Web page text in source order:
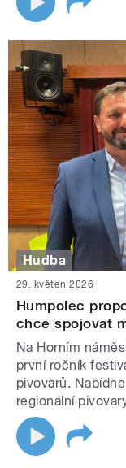
Hudba
29. květen 2026
Humpolec
chce spojovat
Na Horním
první ročník
pivovarů.
regionální